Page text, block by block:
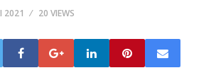
2021 20 VIEWS